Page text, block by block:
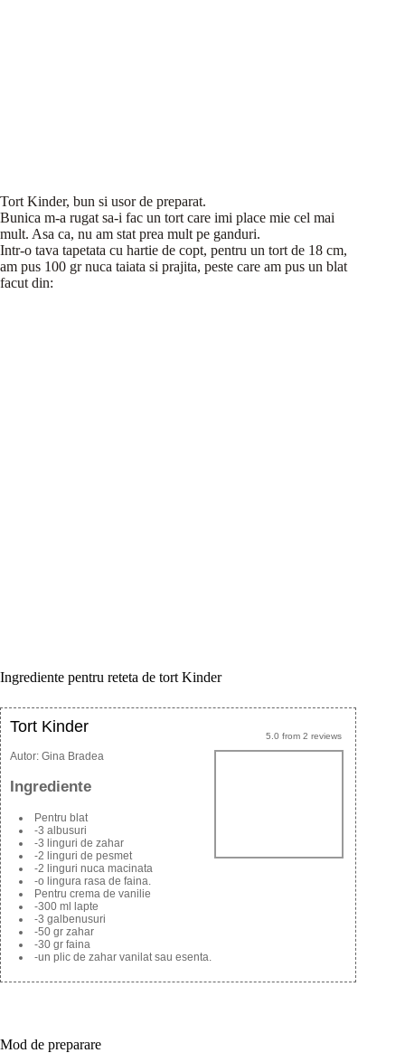
Tort Kinder, bun si usor de preparat.
Bunica m-a rugat sa-i fac un tort care imi place mie cel mai
mult. Asa ca, nu am stat prea mult pe ganduri.
Intr-o tava tapetata cu hartie de copt, pentru un tort de 18 cm,
am pus 100 gr nuca taiata si prajita, peste care am pus un blat
facut din:
Ingrediente pentru reteta de tort Kinder
5.0 from 2 reviews
Tort Kinder
Autor: Gina Bradea
Ingrediente
Pentru blat
-3 albusuri
-3 linguri de zahar
-2 linguri de pesmet
-2 linguri nuca macinata
-o lingura rasa de faina.
Pentru crema de vanilie
-300 ml lapte
-3 galbenusuri
-50 gr zahar
-30 gr faina
-un plic de zahar vanilat sau esenta.
Mod de preparare